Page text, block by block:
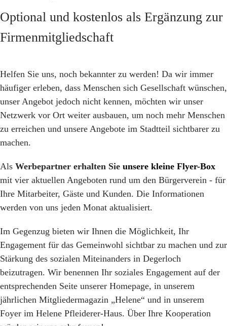
Optional und kostenlos als Ergänzung zur
Firmenmitgliedschaft
Helfen Sie uns, noch bekannter zu werden! Da wir immer
häufiger erleben, dass Menschen sich Gesellschaft wünschen,
unser Angebot jedoch nicht kennen, möchten wir unser
Netzwerk vor Ort weiter ausbauen, um noch mehr Menschen
zu erreichen und unsere Angebote im Stadtteil sichtbarer zu
machen.
Als Werbepartner erhalten Sie unsere kleine Flyer-Box
mit vier aktuellen Angeboten rund um den Bürgerverein - für
Ihre Mitarbeiter, Gäste und Kunden. Die Informationen
werden von uns jeden Monat aktualisiert.
Im Gegenzug bieten wir Ihnen die Möglichkeit, Ihr
Engagement für das Gemeinwohl sichtbar zu machen und zur
Stärkung des sozialen Miteinanders in Degerloch
beizutragen. Wir benennen Ihr soziales Engagement auf der
entsprechenden Seite unserer Homepage, in unserem
jährlichen Mitgliedermagazin „Helene“ und in unserem
Foyer im Helene Pfleiderer-Haus. Über Ihre Kooperation